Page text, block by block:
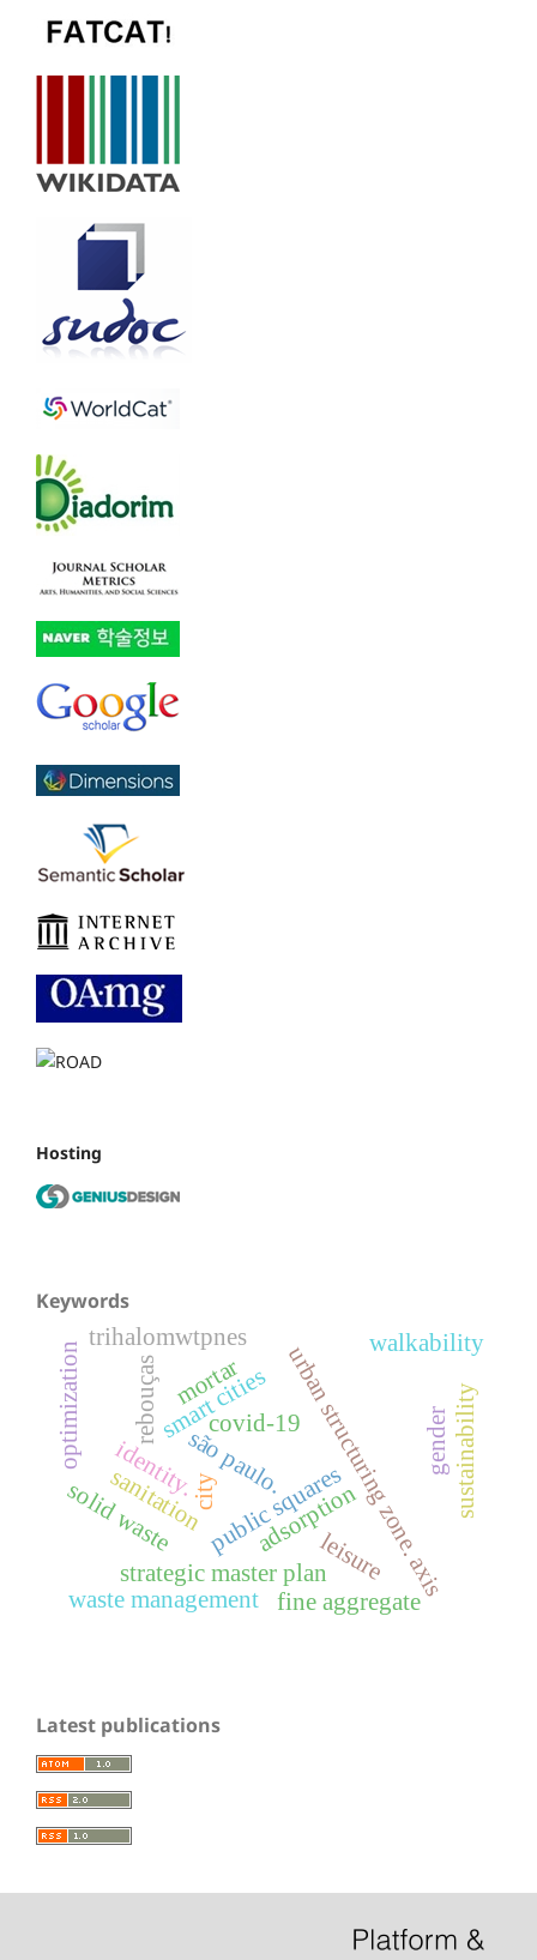
Hosting
Keywords
public squares
city
identity. urban structuring zone. axis
rebouças
strategic master plan
são paulo.
smart cities
covid-19
waste management
trihalomwtpnes
adsorption
sanitation
solid waste sustainability
leisure
walkability
gender
fine aggregate
mortar
optimization
Latest publications